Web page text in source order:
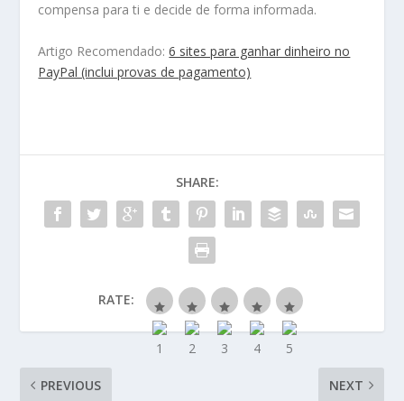
compensa para ti e decide de forma informada.
Artigo Recomendado:6 sites para ganhar dinheiro no
PayPal (inclui provas de pagamento)
SHARE:
RATE:
PREVIOUS NEXT